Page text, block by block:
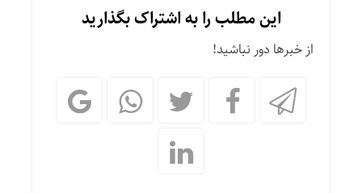
این مطلب را به اشتراک بگذارید
از خبرها دور نباشید!